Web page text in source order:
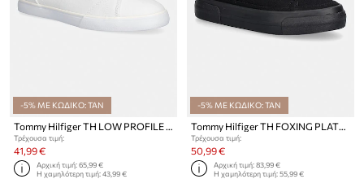
-5% ΜΕ ΚΩΔΙΚΟ: TAN
Τρέχουσα τιμή:
41,99 €
Αρχική τιμή:65,99 €
Η χαμηλότερη τιμή:43,99 €
-5% ΜΕ ΚΩΔΙΚΟ: TAN
Τρέχουσα τιμή:
50,99 €
Αρχική τιμή:83,99 €
Η χαμηλότερη τιμή:55,99 €